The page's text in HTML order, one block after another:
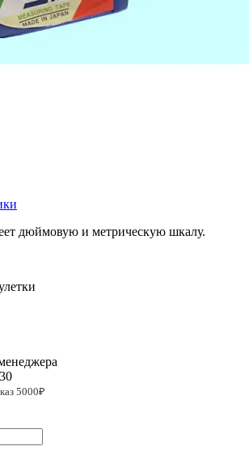
дюймовую и метрическую шкалу.